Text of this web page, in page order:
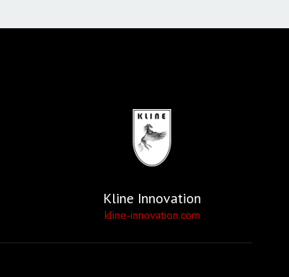
Kline Innovation
kline-innovation.com